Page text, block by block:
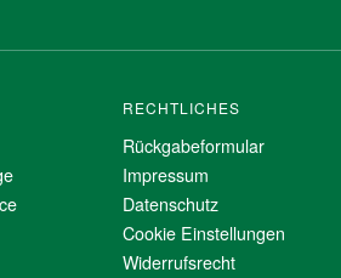
RECHTLICHES
Rückgabeformular
Impressum
Datenschutz
Cookie Einstellungen
Widerrufsrecht